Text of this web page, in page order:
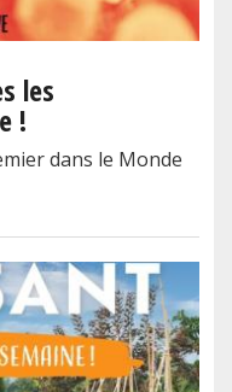
les
!
dans le Monde